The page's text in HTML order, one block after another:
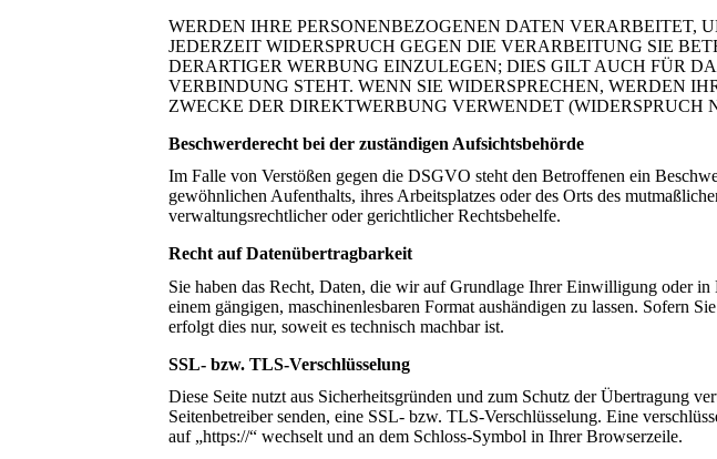
WERDEN IHRE PERSONENBEZOGENEN DATEN VERARBEITET,
JEDERZEIT WIDERSPRUCH GEGEN DIE VERARBEITUNG SIE
DERARTIGER WERBUNG EINZULEGEN; DIES GILT AUCH FÜR
VERBINDUNG STEHT. WENN SIE WIDERSPRECHEN, WERDEN
ZWECKE DER DIREKTWERBUNG VERWENDET (WIDERSPRUCH
Beschwerderecht bei der zuständigen Aufsichtsbehörde
Im Falle von Verstößen gegen die DSGVO steht den Betroffenen ein
gewöhnlichen Aufenthalts, ihres Arbeitsplatzes oder des Orts des
verwaltungsrechtlicher oder gerichtlicher Rechtsbehelfe.
Recht auf Datenübertragbarkeit
Sie haben das Recht, Daten, die wir auf Grundlage Ihrer Einwilligung oder
einem gängigen, maschinenlesbaren Format aushändigen zu lassen. Sofern
erfolgt dies nur, soweit es technisch machbar ist.
SSL- bzw. TLS-Verschlüsselung
Diese Seite nutzt aus Sicherheitsgründen und zum Schutz der Übertragung
Seitenbetreiber senden, eine SSL- bzw. TLS-Verschlüsselung. Eine
auf „https://“ wechselt und an dem Schloss-Symbol in Ihrer Browserzeile.